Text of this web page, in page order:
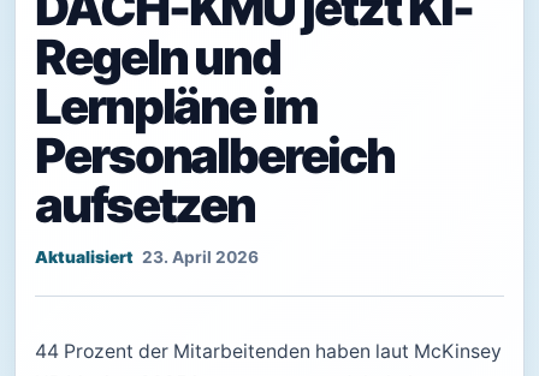
Regeln und
Lernpläne im
Personalbereich
aufsetzen
23. April 2026
44 Prozent der Mitarbeitenden haben laut McKinsey